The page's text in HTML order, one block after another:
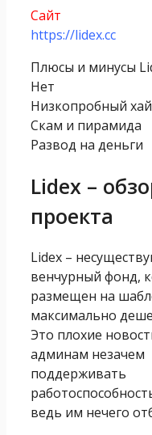
Сайт
https://lidex.cc
Плюсы и минусы
Нет
Низкопробный
Скам и пирамида
Развод на деньги
Lidex –
проекта
Lidex –
венчурный фонд,
размещен на
максимально
Это плохие
админам незачем
поддерживать
ведь им нечего